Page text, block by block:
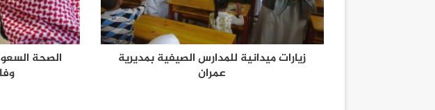
زيارات ميدانية للمدارس الصيفية بمديرية
عمران